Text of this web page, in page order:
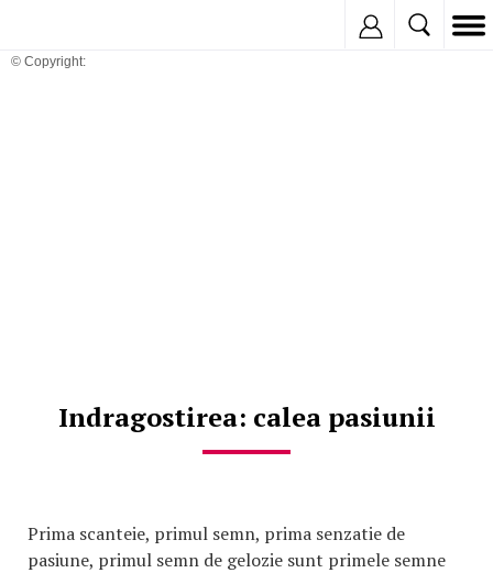
© Copyright:
Indragostirea: calea pasiunii
Prima scanteie, primul semn, prima senzatie de
pasiune, primul semn de gelozie sunt primele semne